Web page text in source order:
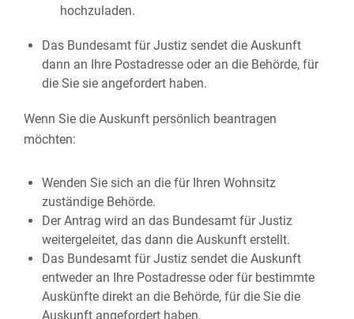
hochzuladen.
Das Bundesamt für Justiz sendet die Auskunft
dann an Ihre Postadresse oder an die Behörde, für
die Sie sie angefordert haben.
Wenn Sie die Auskunft persönlich beantragen
möchten:
Wenden Sie sich an die für Ihren Wohnsitz
zuständige Behörde.
Der Antrag wird an das Bundesamt für Justiz
weitergeleitet, das dann die Auskunft erstellt.
Das Bundesamt für Justiz sendet die Auskunft
entweder an Ihre Postadresse oder für bestimmte
Auskünfte direkt an die Behörde, für die Sie die
Auskunft angefordert haben.